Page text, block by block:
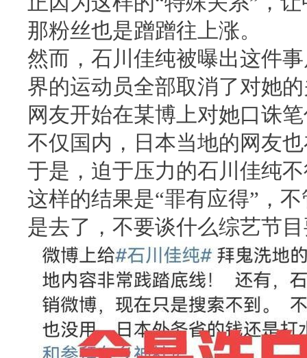
那粉丝也是蹭蹭往上涨。
然而，石川佳纯被曝出这件
界的运动员全部取消了对她
网友开始在某博上对她口诛
不仅国内，日本当地的网友
于是，迫于压力的石川佳纯
这样的结果是“罪有应得”，
是去了，不要谈什么综艺节